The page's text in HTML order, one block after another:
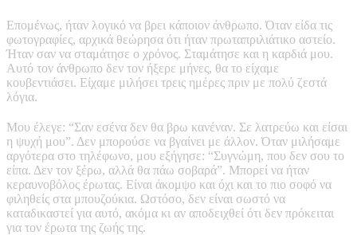
Επομένως, ήταν λογικό να βρει κάποιον άνθρωπο. Όταν είδα τις
φωτογραφίες, αρχικά θεώρησα ότι ήταν πρωταπριλιάτικο αστείο.
Ήταν σαν να σταμάτησε ο χρόνος. Σταμάτησε και η καρδιά μου.
Αυτό τον άνθρωπο δεν τον ήξερε μήνες, θα το είχαμε
κουβεντιάσει. Είχαμε μιλήσει τρεις ημέρες πριν με πολύ ζεστά
λόγια.
Μου έλεγε: “Σαν εσένα δεν θα βρω κανέναν. Σε λατρεύω και είσαι
η ψυχή μου”. Δεν μπορούσε να βγαίνει με άλλον. Όταν μιλήσαμε
αργότερα στο τηλέφωνο, μου εξήγησε: “Συγνώμη, που δεν σου το
είπα. Δεν τον ξέρω, αλλά θα πάω σοβαρά”. Μπορεί να ήταν
κεραυνοβόλος έρωτας. Είναι άκομψο και όχι και το πιο σοφό να
φιληθείς στα μπουζούκια. Ωστόσο, δεν είναι σωστό να
καταδικαστεί για αυτό, ακόμα κι αν αποδειχθεί ότι δεν πρόκειται
για τον έρωτα της ζωής της.